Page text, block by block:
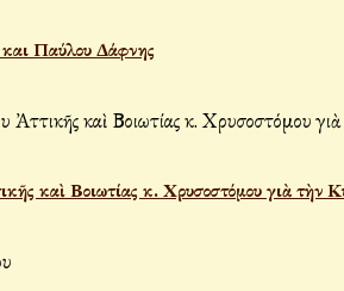
Παύλου Δάφνης
καὶ Βοιωτίας κ. Χρυσοστόμου γιὰ τὴν